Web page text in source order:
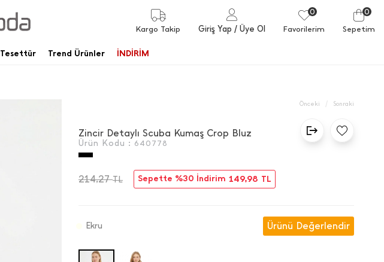
Kargo Takip Giriş Yap / Üye Ol
0
Favorilerim
0
Sepetim
Tesettür Trend Ürünler İNDİRİM
Önceki / Sonraki
Zincir Detaylı Scuba Kumaş Crop Bluz
Ürün Kodu : 640778
214,27TL Sepette %30 İndirim 149,98 TL
Ekru Ürünü Değerlendir